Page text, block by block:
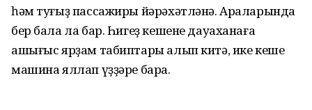
һәм туғыҙ пассажиры йәрәхәтләнә. Араларында
бер бала ла бар. Һигеҙ кешене дауаханаға
ашығыс ярҙам табиптары алып китә, ике кеше
машина яллап үҙҙәре бара.